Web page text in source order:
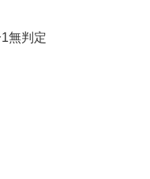
無判定